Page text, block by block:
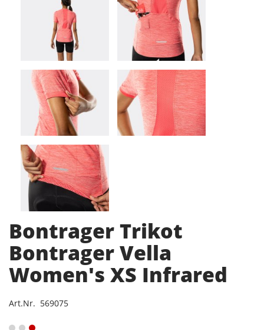
Bontrager Trikot
Bontrager Vella
Women's XS Infrared
Art.Nr. 569075